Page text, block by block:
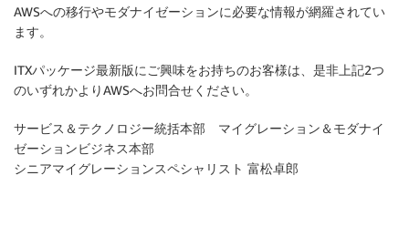
AWSへの移行やモダナイゼーションに必要な情報が網羅されてい
ます。
ITXパッケージ最新版にご興味をお持ちのお客様は、是非上記2つ
のいずれかよりAWSへお問合せください。
サービス＆テクノロジー統括本部 マイグレーション＆モダナイ
ゼーションビジネス本部
シニアマイグレーションスペシャリスト 富松卓郎